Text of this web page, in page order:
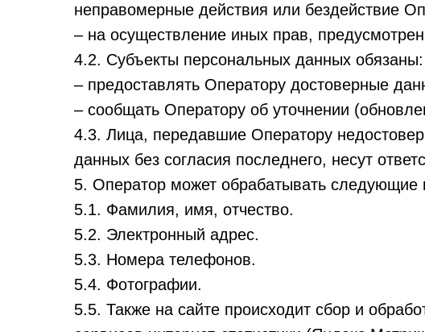
неправомерные действия или бездействие
– на осуществление иных прав,
4.2. Субъекты персональных данных обязаны:
– предоставлять Оператору достоверные
– сообщать Оператору об уточнении
4.3. Лица, передавшие Оператору
данных без согласия последнего, несут
5. Оператор может обрабатывать
5.1. Фамилия, имя, отчество.
5.2. Электронный адрес.
5.3. Номера телефонов.
5.4. Фотографии.
5.5. Также на сайте происходит сбор и